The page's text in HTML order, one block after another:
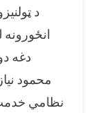
د
دغه
محمود
نظامي